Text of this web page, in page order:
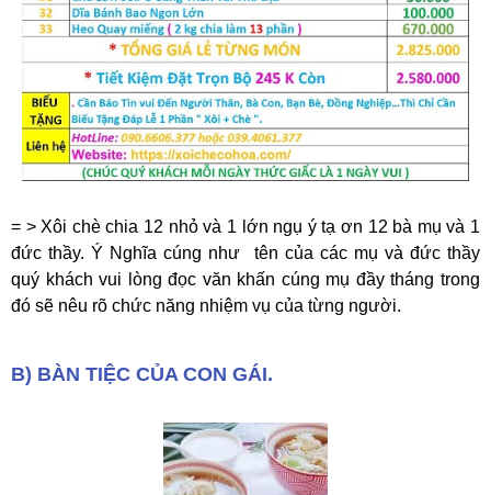
= > Xôi chè chia 12 nhỏ và 1 lớn ngụ ý tạ ơn 12 bà mụ và 1
đức thầy. Ý Nghĩa cúng như tên của các mụ và đức thầy
quý khách vui lòng đọc văn khấn cúng mụ đầy tháng trong
đó sẽ nêu rõ chức năng nhiệm vụ của từng người.
B) BÀN TIỆC CỦA CON GÁI.